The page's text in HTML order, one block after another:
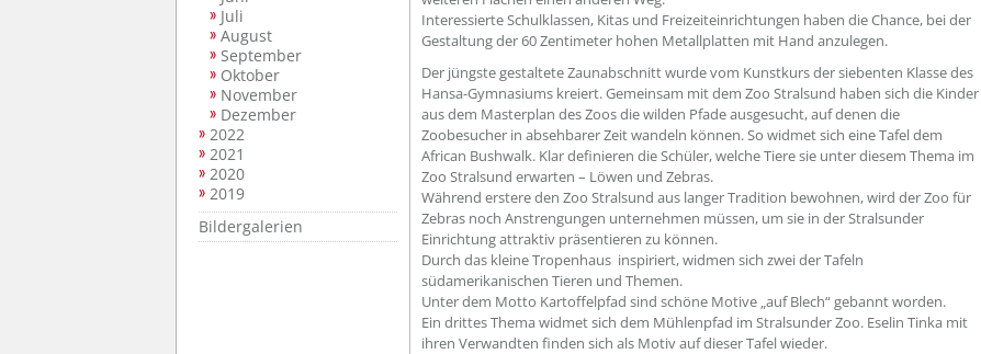
Juli
August
September
Oktober
November
Dezember
2022
2021
2020
2019
Bildergalerien
Interessierte Schulklassen, Kitas und Freizeiteinrichtungen haben die Chance, bei der
Gestaltung der 60 Zentimeter hohen Metallplatten mit Hand anzulegen.
Der jüngste gestaltete Zaunabschnitt wurde vom Kunstkurs der siebenten Klasse des
Hansa-Gymnasiums kreiert. Gemeinsam mit dem Zoo Stralsund haben sich die Kinder
aus dem Masterplan des Zoos die wilden Pfade ausgesucht, auf denen die
Zoobesucher in absehbarer Zeit wandeln können. So widmet sich eine Tafel dem
African Bushwalk. Klar definieren die Schüler, welche Tiere sie unter diesem Thema im
Zoo Stralsund erwarten – Löwen und Zebras.
Während erstere den Zoo Stralsund aus langer Tradition bewohnen, wird der Zoo für
Zebras noch Anstrengungen unternehmen müssen, um sie in der Stralsunder
Einrichtung attraktiv präsentieren zu können.
Durch das kleine Tropenhaus inspiriert, widmen sich zwei der Tafeln
südamerikanischen Tieren und Themen.
Unter dem Motto Kartoffelpfad sind schöne Motive „auf Blech“ gebannt worden.
Ein drittes Thema widmet sich dem Mühlenpfad im Stralsunder Zoo. Eselin Tinka mit
ihren Verwandten finden sich als Motiv auf dieser Tafel wieder.